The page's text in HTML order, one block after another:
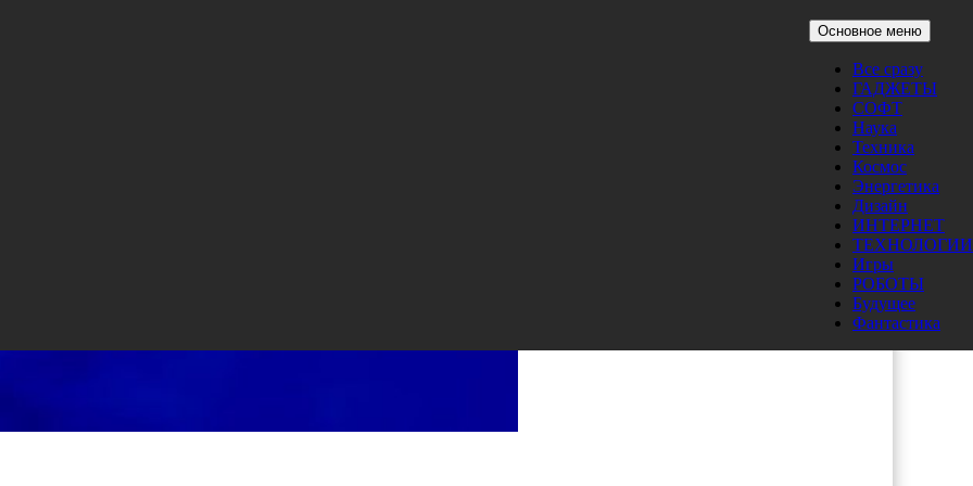
Основное меню
Все сразу
ГАДЖЕТЫ
СОФТ
Наука
Техника
Космос
Энергетика
Дизайн
ИНТЕРНЕТ
ТЕХНОЛОГИИ
Игры
РОБОТЫ
Будущее
Фантастика